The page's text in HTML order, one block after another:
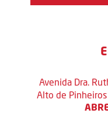
Avenida Dra.
Alto de